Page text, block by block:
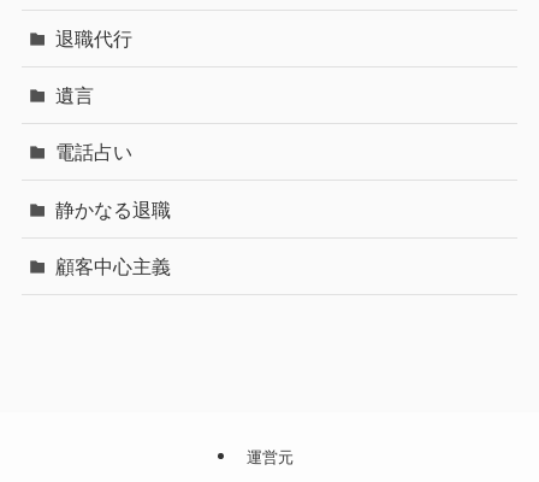
退職代行
遺言
電話占い
静かなる退職
顧客中心主義
運営元